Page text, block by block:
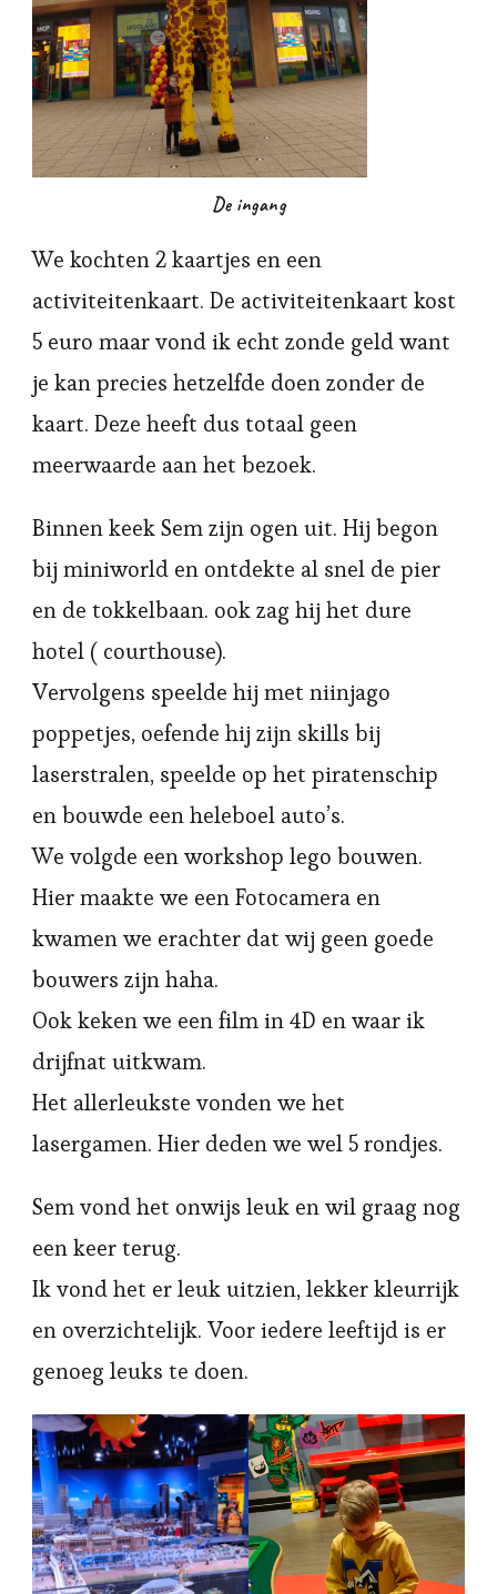
De ingang
We kochten 2 kaartjes en een
activiteitenkaart. De activiteitenkaart kost
5 euro maar vond ik echt zonde geld want
je kan precies hetzelfde doen zonder de
kaart. Deze heeft dus totaal geen
meerwaarde aan het bezoek.
Binnen keek Sem zijn ogen uit. Hij begon
bij miniworld en ontdekte al snel de pier
en de tokkelbaan. ook zag hij het dure
hotel ( courthouse).
Vervolgens speelde hij met niinjago
poppetjes, oefende hij zijn skills bij
laserstralen, speelde op het piratenschip
en bouwde een heleboel auto’s.
We volgde een workshop lego bouwen.
Hier maakte we een Fotocamera en
kwamen we erachter dat wij geen goede
bouwers zijn haha.
Ook keken we een film in 4D en waar ik
drijfnat uitkwam.
Het allerleukste vonden we het
lasergamen. Hier deden we wel 5 rondjes.
Sem vond het onwijs leuk en wil graag nog
een keer terug.
Ik vond het er leuk uitzien, lekker kleurrijk
en overzichtelijk. Voor iedere leeftijd is er
genoeg leuks te doen.